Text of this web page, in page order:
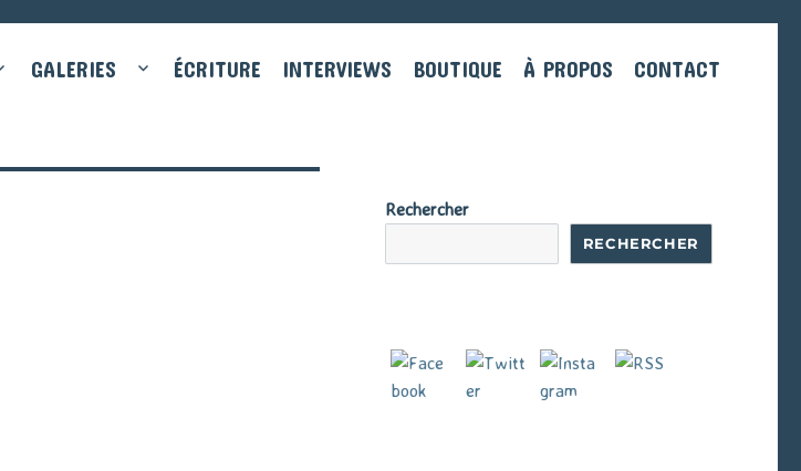
GALERIES ÉCRITURE INTERVIEWS BOUTIQUE À PROPOS CONTACT
Rechercher
RECHERCHER